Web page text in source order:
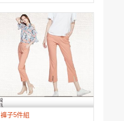
褲子5件組